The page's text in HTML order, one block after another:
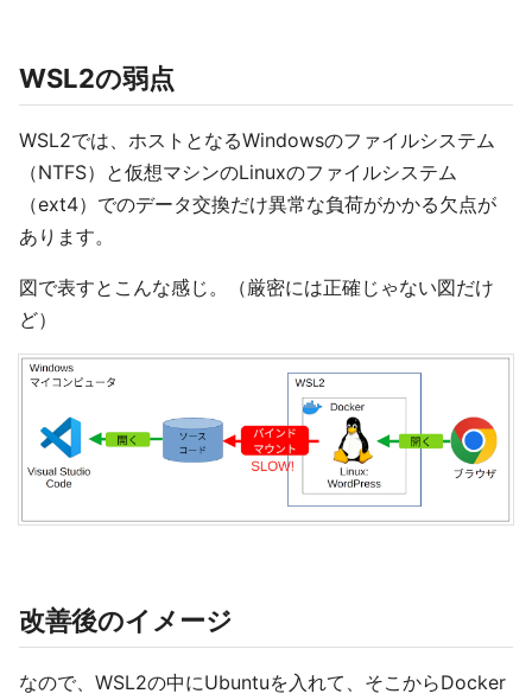
WSL2の弱点
WSL2では、ホストとなるWindowsのファイルシステム
（NTFS）と仮想マシンのLinuxのファイルシステム
（ext4）でのデータ交換だけ異常な負荷がかかる欠点が
あります。
図で表すとこんな感じ。（厳密には正確じゃない図だけ
ど）
改善後のイメージ
なので、WSL2の中にUbuntuを入れて、そこからDocker